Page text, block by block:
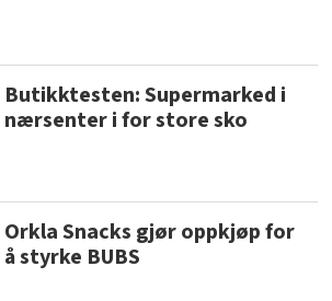
Butikktesten: Supermarked i
nærsenter i for store sko
Orkla Snacks gjør oppkjøp for
å styrke BUBS